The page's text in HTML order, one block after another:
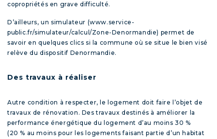
copropriétés en grave difficulté.
D’ailleurs, un simulateur (www.service-
public.fr/simulateur/calcul/Zone-Denormandie) permet de
savoir en quelques clics si la commune où se situe le bien visé
relève du dispositif Denormandie.
Des travaux à réaliser
Autre condition à respecter, le logement doit faire l’objet de
travaux de rénovation. Des travaux destinés à améliorer la
performance énergétique du logement d’au moins 30 %
(20 % au moins pour les logements faisant partie d’un habitat